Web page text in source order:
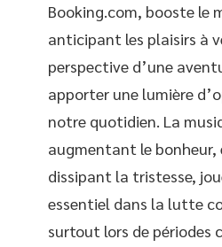
Booking.com, booste le
anticipant les plaisirs à
perspective d’une
apporter une lumière
notre quotidien. La
augmentant le bonheur,
dissipant la tristesse,
essentiel dans la lutte
surtout lors de périodes